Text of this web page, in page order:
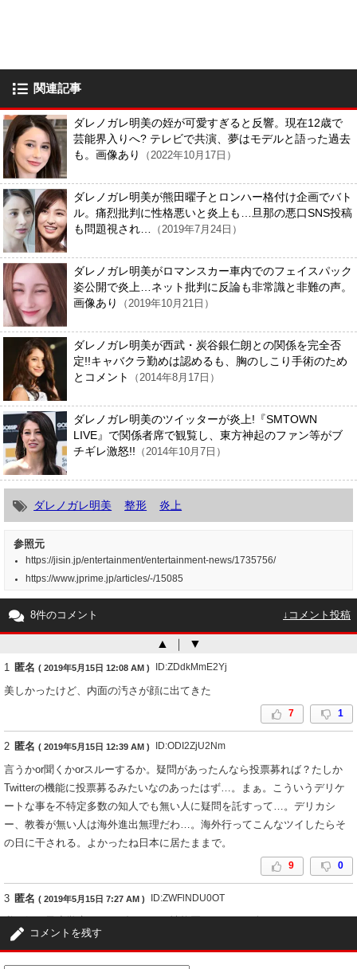
関連記事
ダレノガレ明美の姪が可愛すぎると反響。現在12歳で
芸能界入りへ? テレビで共演、夢はモデルと語った過去
も。画像あり
（2022年10月17日）
ダレノガレ明美が熊田曜子とロンハー格付け企画でバト
ル。痛烈批判に性格悪いと炎上も…旦那の悪口SNS投稿
も問題視され…
（2019年7月24日）
ダレノガレ明美がロマンスカー車内でのフェイスパック
姿公開で炎上…ネット批判に反論も非常識と非難の声。
画像あり
（2019年10月21日）
ダレノガレ明美が西武・炭谷銀仁朗との関係を完全否
定!!キャバクラ勤めは認めるも、胸のしこり手術のため
とコメント
（2014年8月17日）
ダレノガレ明美のツイッターが炎上!『SMTOWN
LIVE』で関係者席で観覧し、東方神起のファン等がブ
チギレ激怒!! （2014年10月7日）
ダレノガレ明美 整形 炎上
参照元
https://jisin.jp/entertainment/entertainment-news/1735756/
https://www.jprime.jp/articles/-/15085
8件のコメント ↓コメント投稿
▲ ｜ ▼
1 匿名 ( 2019年5月15日 12:08 AM ) ID:ZDdkMmE2Yj
美しかったけど、内面の汚さが顔に出てきた
7 1
2 匿名 ( 2019年5月15日 12:39 AM ) ID:ODI2ZjU2Nm
言うかor聞くかorスルーするか。疑問があったんなら投票募れば？たしか
Twitterの機能に投票募るみたいなのあったはず…。まぁ。こういうデリケ
ートな事を不特定多数の知人でも無い人に疑問を託すって…。デリカシ
ー、教養が無い人は海外進出無理だわ…。海外行ってこんなツイしたらそ
の日に干される。よかったね日本に居たままで。
9 0
3 匿名 ( 2019年5月15日 7:27 AM ) ID:ZWFlNDU0OT
言ってたわ(笑)小学生からも嫌われてる
コメントを残す